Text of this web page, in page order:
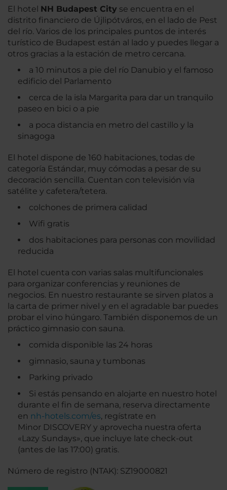
El hotel NH Budapest City se encuentra en el
distrito financiero de Újlipótváros, en el lado de Pest
del río. Varios de los principales puntos de interés
turístico de Budapest están al lado y puedes llegar a
otros gracias a la estación de metro cercana.
a 10 minutos a pie del río Danubio y el famoso
edificio del Parlamento
cerca de la isla Margarita para dar un tranquilo
paseo en bici o a pie
a poca distancia en metro del castillo y la
sinagoga
El hotel dispone de 160 habitaciones, todas de
categoría Estándar, muy cómodas a pesar de su
decoración sencilla. Cuentan con televisión vía
satélite y cafetera/tetera.
colchones de primera calidad
Wifi gratis
dos habitaciones para personas con movilidad
reducida
El hotel cuenta con varias salas multifuncionales
para organizar conferencias y reuniones de
negocios. En nuestro restaurante se sirven platos a
la carta de primer nivel y en el agradable bar puedes
probar el vino húngaro. También disponemos de un
práctico gimnasio con sauna.
comida disponible las 24 horas
gimnasio, sauna y tumbonas
Parking privado
Si estás pensando en alojarte en nuestro hotel
durante el fin de semana, reserva directamente
en nh-hotels.com/es, regístrate en
Minor DISCOVERY y aprovecha nuestra oferta
«Lazy Sundays», que incluye late check-out
(antes de las 17:00) gratis.
Número de registro (NTAK): SZ19000821